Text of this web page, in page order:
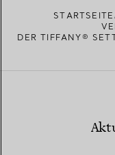
STARTSEITE
DER TIFFANY®